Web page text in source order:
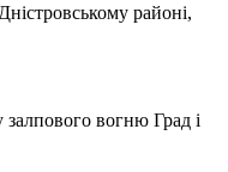
районі,
залпового вогню Град і